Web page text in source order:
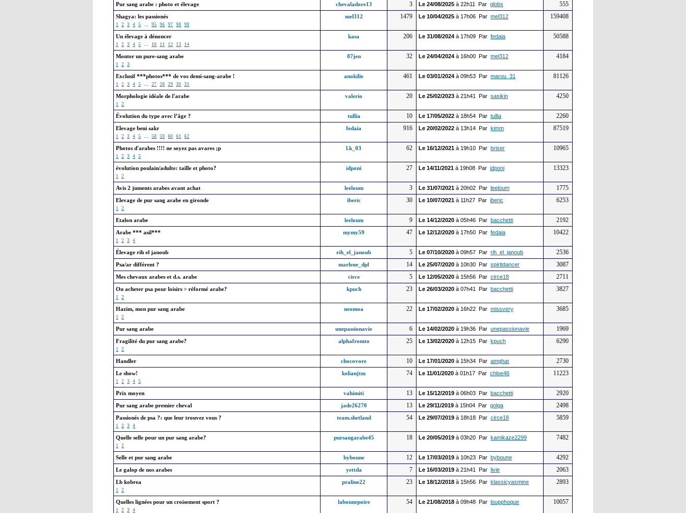
Pur sang arabe : photo et élevage chevaladore13 3 Le 24/08/2025 à 22h11 Par globs 555
Shagya: les passionés
1 2 3 4 5 ... 95 96 97 98 99
mel312 1479 Le 10/04/2025 à 17h06 Par mel312 159408
Un élevage à dénoncer
1 2 3 4 5 ... 10 11 12 13 14
kasa 206 Le 31/08/2024 à 17h09 Par fedaia 50588
Monter un pure-sang arabe
1 2 3
87jen 32 Le 24/04/2024 à 16h00 Par mel312 4184
Exclusif ***photos*** de vos demi-sang-arabe !
1 2 3 4 5 ... 27 28 29 30 31
anokilie 461 Le 03/01/2024 à 09h53 Par marou_31 81126
Morphologie idéale de l'arabe
1 2
valerio 20 Le 25/02/2023 à 21h41 Par sasikin 4250
Évolution du type avec l’âge ? tullia 10 Le 17/05/2022 à 18h54 Par tullia 2260
Elevage beni sakr
1 2 3 4 5 ... 58 59 60 61 62
fedaia 916 Le 20/02/2022 à 13h14 Par kimm 87519
Photos d'arabes !!!! ne soyez pas avares ;p
1 2 3 4 5
l.k_03 62 Le 16/12/2021 à 19h10 Par briser 10965
évolution poulain/adulte: taille et photo?
1 2
idponi 27 Le 14/11/2021 à 19h08 Par idponi 13323
Avis 2 juments arabes avant achat leeloum 3 Le 31/07/2021 à 20h02 Par leeloum 1775
Elevage de pur sang arabe en gironde
1 2
iberic 30 Le 10/07/2021 à 11h27 Par iberic 6253
Etalon arabe leeloum 9 Le 14/12/2020 à 05h46 Par bacchetti 2192
Arabe *** asil***
1 2 3 4
mymy59 47 Le 12/12/2020 à 17h50 Par fedaia 10422
Élevage rih el janoub rih_el_janoub 5 Le 07/10/2020 à 09h57 Par rih_el_janoub 2536
Psa/ar différent ? marlene_dpl 14 Le 25/07/2020 à 10h30 Par spiritdancer 3087
Mes chevaux arabes et d.s. arabe circe 5 Le 12/05/2020 à 15h56 Par circe18 2711
Ou acheter psa pour loisirs > réformé arabe?
1 2
kpuch 23 Le 26/03/2020 à 07h41 Par bacchetti 3827
Hazim, mon pur sang arabe
1 2
neomoa 22 Le 17/02/2020 à 16h22 Par missvery 3685
Pur sang arabe unepassionavie 6 Le 14/02/2020 à 19h36 Par unepassionavie 1969
Fragilité du pur sang arabe?
1 2
alphafromto 25 Le 13/02/2020 à 12h15 Par kpuch 6290
Handler chocovore 10 Le 17/01/2020 à 15h34 Par amghar 2730
Le show!
1 2 3 4 5
kelianjtm 74 Le 11/01/2020 à 01h17 Par chloe46 11223
Prix moyen vahimiti 13 Le 15/12/2019 à 06h03 Par bacchetti 2920
Pur sang arabe premier cheval jade26270 13 Le 29/11/2019 à 15h04 Par golga 2498
Passionés de psa ?: que leur trouvez vous ?
1 2 3 4
team.shetland 54 Le 29/07/2019 à 18h18 Par circe18 5859
Quelle selle pour un pur sang arabe?
1 2
pursangarabe45 18 Le 20/05/2019 à 03h20 Par kamikaze2299 7482
Selle et pur sang arabe byboune 12 Le 17/03/2019 à 10h23 Par byboune 4292
Le galop de nos arabes yettda 7 Le 16/03/2019 à 21h41 Par livie 2063
Lb kobrea
1 2
praline22 23 Le 18/12/2018 à 15h56 Par klassicyasmine 2893
Quelles lignées pour un croisement sport ?
1 2 3 4
labonnepoire 54 Le 21/08/2018 à 09h48 Par loupphoque 10057